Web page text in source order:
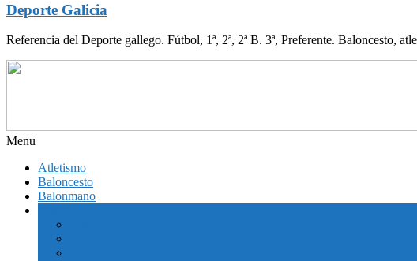
Deporte Galicia
Referencia del Deporte gallego. Fútbol, 1ª, 2ª, 2ª B. 3ª, Preferente. Baloncesto,
Menu
Atletismo
Baloncesto
Balonmano